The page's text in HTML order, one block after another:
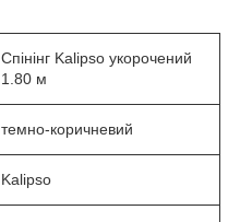
Спінінг Kalipso укорочений
1.80 м
темно-коричневий
Kalipso